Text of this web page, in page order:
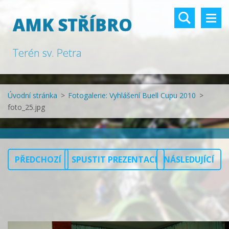
AMK STŘÍBRO
Terén sv. Petra
Úvodní stránka > Fotogalerie: Vyhlášení Buell Cupu 2010 >
foto_25.jpg
PŘEDCHOZÍ SPUSTIT PREZENTACI NÁSLEDUJÍCÍ